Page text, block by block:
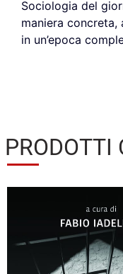
Sociologia del
maniera concreta,
in un’epoca
PRODOTTI